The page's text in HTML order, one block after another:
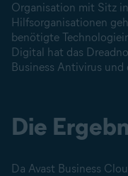
Organisation mit Sitz
Hilfsorganisationen
benötigte
Digital hat das
Business Antivirus und
Die
Da Avast Business